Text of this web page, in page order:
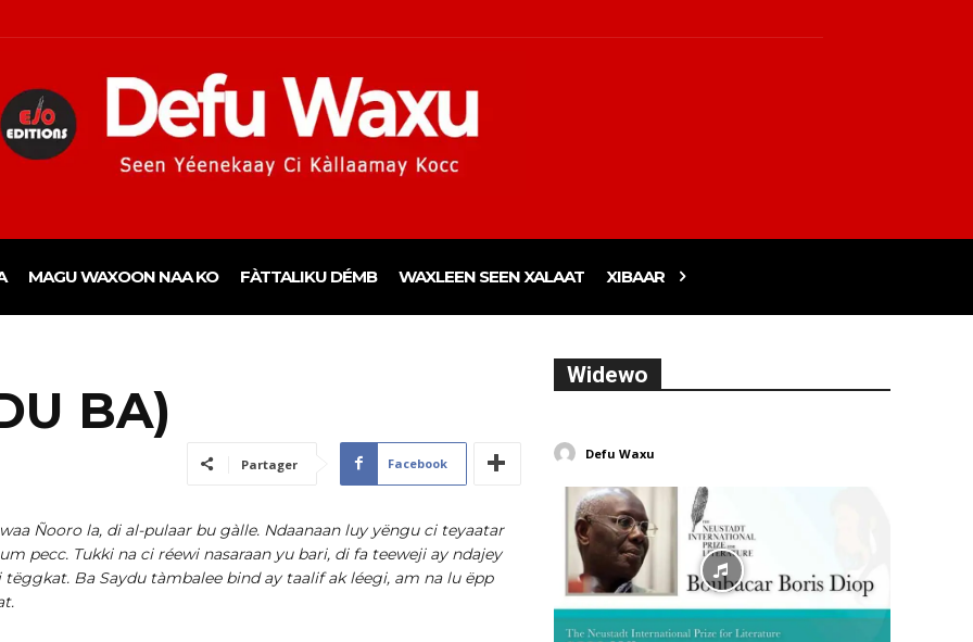
MAGU WAXOON NAA KO FÀTTALIKU DÉMB WAXLEEN SEEN XALAAT XIBAAR
BA)
Partager Facebook
Ñooro la, di al-pulaar bu gàlle. Ndaanaan luy yëngu ci teyaatar
pecc. Tukki na ci réewi nasaraan yu bari, di fa teeweji ay ndajey
tëggkat. Ba Saydu tàmbalee bind ay taalif ak léegi, am na lu ëpp
Widewo
Defu Waxu